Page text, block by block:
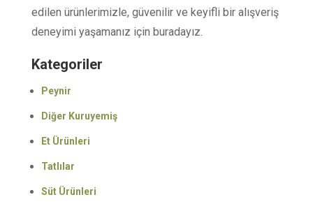
edilen ürünlerimizle, güvenilir ve keyifli bir alışveriş
deneyimi yaşamanız için buradayız.
Kategoriler
Peynir
Diğer Kuruyemiş
Et Ürünleri
Tatlılar
Süt Ürünleri